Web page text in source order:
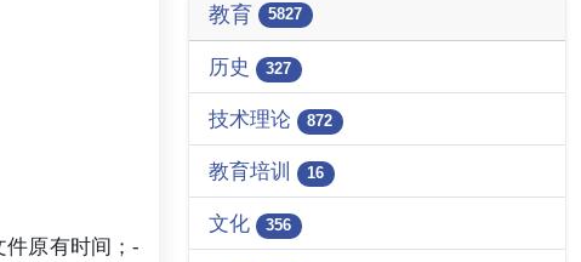
原有时间；-
教育 5827
历史 327
技术理论 872
教育培训 16
文化 356